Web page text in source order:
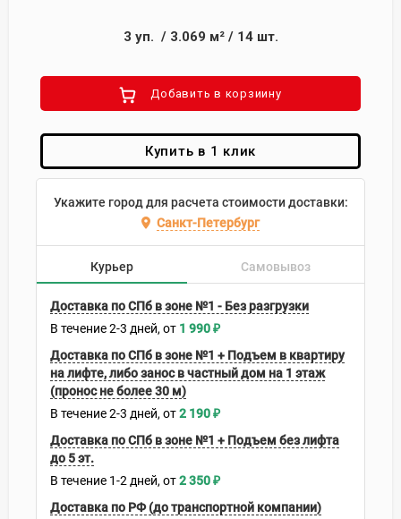
3 уп. / 3.069 м²/ 14 шт.
Добавить в корзиину
Купить в 1 клик
Укажите город для расчета стоимости доставки:
Санкт-Петербург
Курьер Самовывоз
Доставка по СПб в зоне №1 - Без разгрузки
В течение2-3 дней 1 990₽
Доставка по СПб в зоне №1 + Подъем в квартиру
на лифте, либо занос в частный дом на 1 этаж
(пронос не более 30 м)
В течение2-3 дней 2 190₽
Доставка по СПб в зоне №1 + Подъем без лифта
до 5 эт.
В течение 1-2 дней 2 350₽
Доставка по РФ (до транспортной компании)